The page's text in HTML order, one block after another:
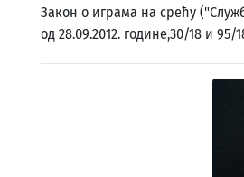
Закон о играма на срећу
од 28.09.2012. године,30/18 и 95/